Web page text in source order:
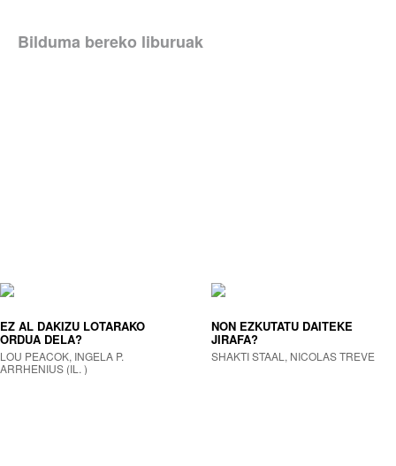
Bilduma bereko liburuak
EZ AL DAKIZU LOTARAKO
ORDUA DELA?
LOU PEACOK, INGELA P.
ARRHENIUS (IL. )
NON EZKUTATU DAITEKE
JIRAFA?
SHAKTI STAAL, NICOLAS TREVE